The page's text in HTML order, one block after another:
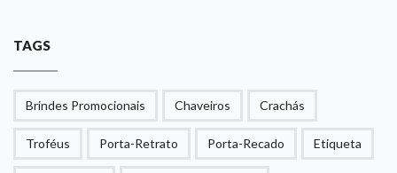
TAGS
Brindes Promocionais Chaveiros Crachás
Troféus Porta-Retrato Porta-Recado Etiqueta